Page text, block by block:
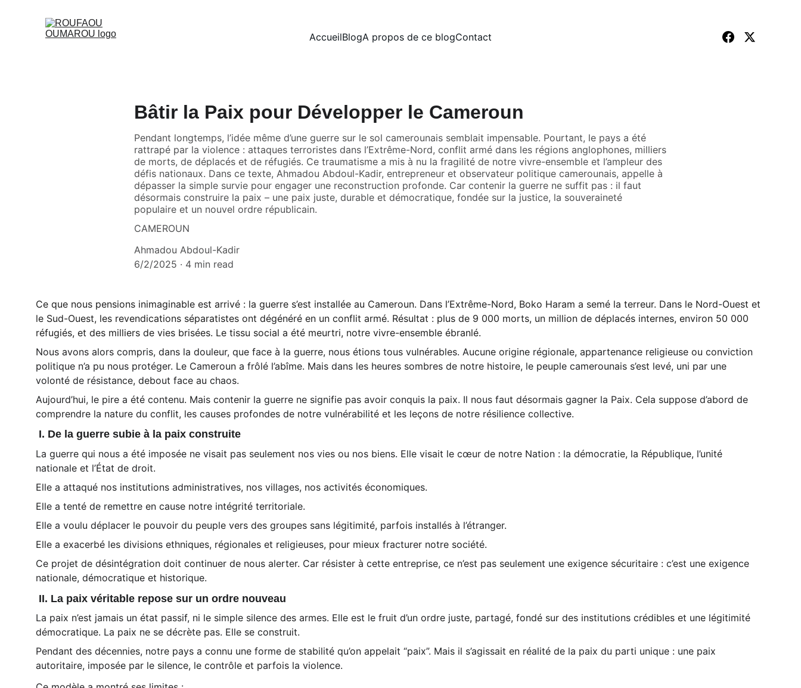
AccueilBlogA propos de ce blogContact
Bâtir la Paix pour Développer le Cameroun
Pendant longtemps, l’idée même d’une guerre sur le sol camerounais semblait impensable. Pourtant, le pays a été
rattrapé par la violence : attaques terroristes dans l’Extrême-Nord, conflit armé dans les régions anglophones, milliers
de morts, de déplacés et de réfugiés. Ce traumatisme a mis à nu la fragilité de notre vivre-ensemble et l’ampleur des
défis nationaux. Dans ce texte, Ahmadou Abdoul-Kadir, entrepreneur et observateur politique camerounais, appelle à
dépasser la simple survie pour engager une reconstruction profonde. Car contenir la guerre ne suffit pas : il faut
désormais construire la paix – une paix juste, durable et démocratique, fondée sur la justice, la souveraineté
populaire et un nouvel ordre républicain.
CAMEROUN
Ahmadou Abdoul-Kadir
6/2/2025
4 min read
Ce que nous pensions inimaginable est arrivé : la guerre s’est installée au Cameroun. Dans l’Extrême-Nord, Boko Haram a semé la terreur. Dans le Nord-Ouest et
le Sud-Ouest, les revendications séparatistes ont dégénéré en un conflit armé. Résultat : plus de 9 000 morts, un million de déplacés internes, environ 50 000
réfugiés, et des milliers de vies brisées. Le tissu social a été meurtri, notre vivre-ensemble ébranlé.
Nous avons alors compris, dans la douleur, que face à la guerre, nous étions tous vulnérables. Aucune origine régionale, appartenance religieuse ou conviction
politique n’a pu nous protéger. Le Cameroun a frôlé l’abîme. Mais dans les heures sombres de notre histoire, le peuple camerounais s’est levé, uni par une
volonté de résistance, debout face au chaos.
Aujourd’hui, le pire a été contenu. Mais contenir la guerre ne signifie pas avoir conquis la paix. Il nous faut désormais gagner la Paix. Cela suppose d’abord de
comprendre la nature du conflit, les causes profondes de notre vulnérabilité et les leçons de notre résilience collective.
I. De la guerre subie à la paix construite
La guerre qui nous a été imposée ne visait pas seulement nos vies ou nos biens. Elle visait le cœur de notre Nation : la démocratie, la République, l’unité
nationale et l’État de droit.
Elle a attaqué nos institutions administratives, nos villages, nos activités économiques.
Elle a tenté de remettre en cause notre intégrité territoriale.
Elle a voulu déplacer le pouvoir du peuple vers des groupes sans légitimité, parfois installés à l’étranger.
Elle a exacerbé les divisions ethniques, régionales et religieuses, pour mieux fracturer notre société.
Ce projet de désintégration doit continuer de nous alerter. Car résister à cette entreprise, ce n’est pas seulement une exigence sécuritaire : c’est une exigence
nationale, démocratique et historique.
II. La paix véritable repose sur un ordre nouveau
La paix n’est jamais un état passif, ni le simple silence des armes. Elle est le fruit d’un ordre juste, partagé, fondé sur des institutions crédibles et une légitimité
démocratique. La paix ne se décrète pas. Elle se construit.
Pendant des décennies, notre pays a connu une forme de stabilité qu’on appelait “paix”. Mais il s’agissait en réalité de la paix du parti unique : une paix
autoritaire, imposée par le silence, le contrôle et parfois la violence.